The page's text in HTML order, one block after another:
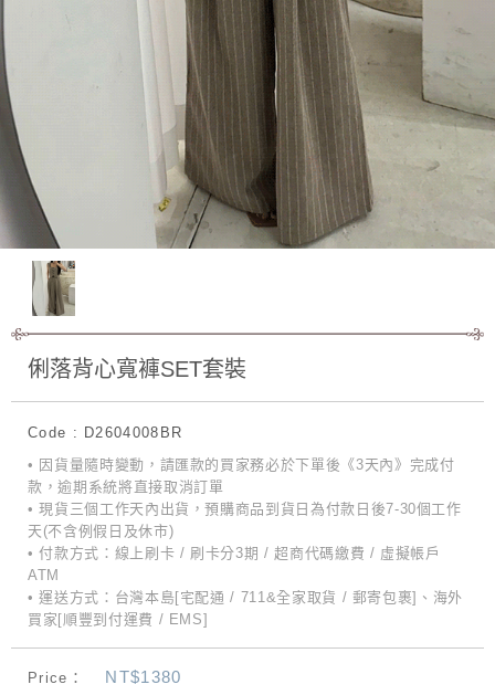
俐落背心寬褲SET套裝
Code : D2604008BR
• 因貨量隨時變動，請匯款的買家務必於下單後《3天內》完成付
款，逾期系統將直接取消訂單
• 現貨三個工作天內出貨，預購商品到貨日為付款日後7-30個工作
天(不含例假日及休市)
• 付款方式：線上刷卡 / 刷卡分3期 / 超商代碼繳費 / 虛擬帳戶
ATM
• 運送方式：台灣本島[宅配通 / 711&全家取貨 / 郵寄包裹]、海外
買家[順豐到付運費 / EMS]
Price： NT$1380